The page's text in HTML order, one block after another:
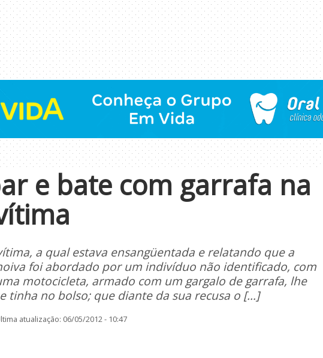
e bate com garrafa na
a qual estava ensangüentada e relatando que a
foi abordado por um indivíduo não identificado, com
motocicleta, armado com um gargalo de garrafa, lhe
tinha no bolso; que diante da sua recusa o […]
atualização: 06/05/2012 - 10:47